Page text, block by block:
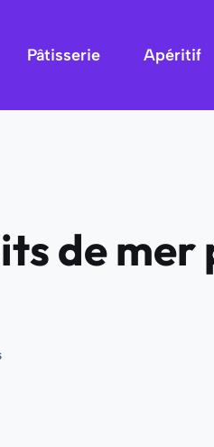
Pâtisserie Apéritif
de mer